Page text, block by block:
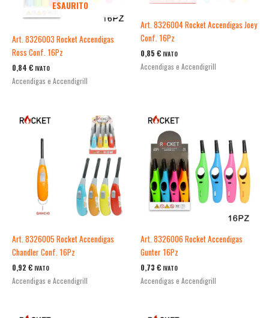
ESAURITO
Art. 8326003 Rocket Accendigas
Ross Conf. 16Pz
0,84 € IVATO
Accendigas e Accendigrill
Art. 8326004 Rocket Accendigas Joey
Conf. 16Pz
0,85 € IVATO
Accendigas e Accendigrill
Art. 8326005 Rocket Accendigas
Chandler Conf. 16Pz
0,92 € IVATO
Accendigas e Accendigrill
Art. 8326006 Rocket Accendigas
Gunter 16Pz
0,73 € IVATO
Accendigas e Accendigrill